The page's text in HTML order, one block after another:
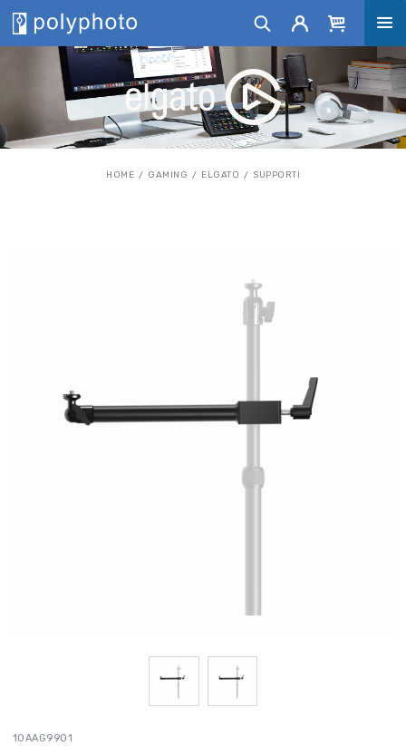
HOME GAMING ELGATO SUPPORTI
10AAG9901